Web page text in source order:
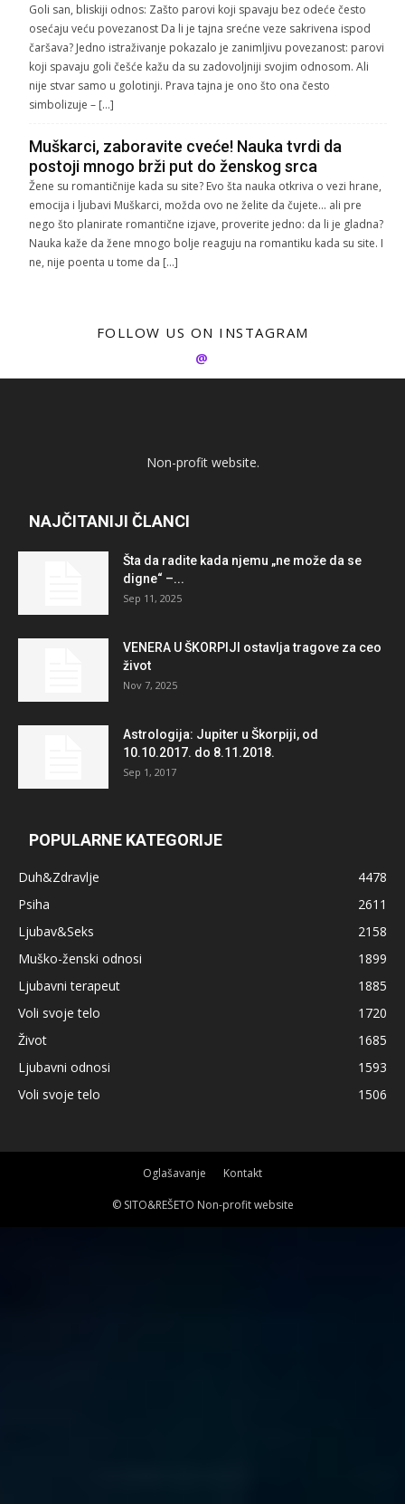
Goli san, bliskiji odnos: Zašto parovi koji spavaju bez odeće često
osećaju veću povezanost Da li je tajna srećne veze sakrivena ispod
čaršava? Jedno istraživanje pokazalo je zanimljivu povezanost: parovi
koji spavaju goli češće kažu da su zadovoljniji svojim odnosom. Ali
nije stvar samo u golotinji. Prava tajna je ono što ona često
simbolizuje – […]
Muškarci, zaboravite cveće! Nauka tvrdi da
postoji mnogo brži put do ženskog srca
Žene su romantičnije kada su site? Evo šta nauka otkriva o vezi hrane,
emocija i ljubavi Muškarci, možda ovo ne želite da čujete… ali pre
nego što planirate romantične izjave, proverite jedno: da li je gladna?
Nauka kaže da žene mnogo bolje reaguju na romantiku kada su site. I
ne, nije poenta u tome da […]
FOLLOW US ON INSTAGRAM
@
Non-profit website.
NAJČITANIJI ČLANCI
Šta da radite kada njemu „ne može da se
digne“ –...
Sep 11, 2025
VENERA U ŠKORPIJI ostavlja tragove za ceo
život
Nov 7, 2025
Astrologija: Jupiter u Škorpiji, od
10.10.2017. do 8.11.2018.
Sep 1, 2017
POPULARNE KATEGORIJE
Duh&Zdravlje
4478
Psiha
2611
Ljubav&Seks
2158
Muško-ženski odnosi
1899
Ljubavni terapeut
1885
Voli svoje telo
1720
Život
1685
Ljubavni odnosi
1593
Voli svoje telo
1506
Oglašavanje Kontakt
© SITO&REŠETO Non-profit website